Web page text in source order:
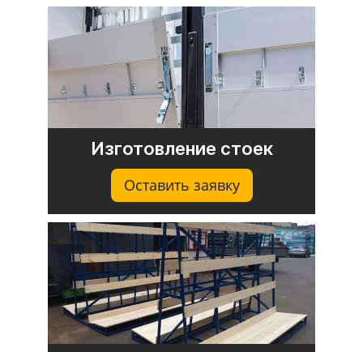
Изготовление стоек
Оставить заявку